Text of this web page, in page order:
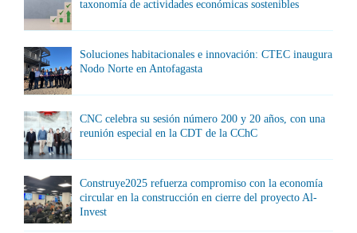
taxonomía de actividades económicas sostenibles
Soluciones habitacionales e innovación: CTEC inaugura
Nodo Norte en Antofagasta
CNC celebra su sesión número 200 y 20 años, con una
reunión especial en la CDT de la CChC
Construye2025 refuerza compromiso con la economía
circular en la construcción en cierre del proyecto Al-
Invest